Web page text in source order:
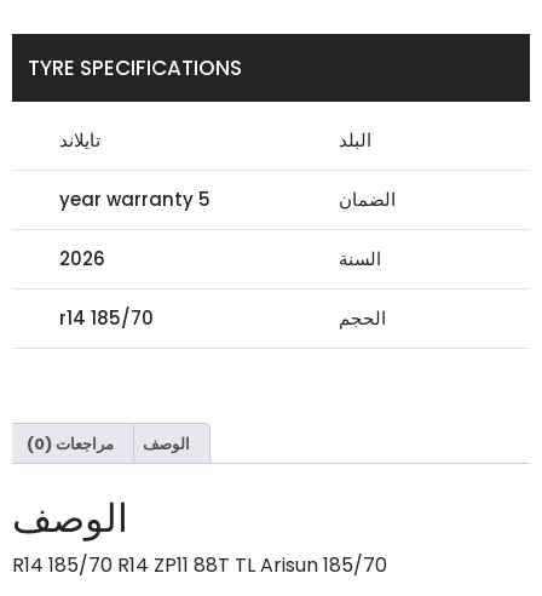
TYRE SPECIFICATIONS
البلد تايلاند
الضمان 5 year warranty
السنة 2026
الحجم 185/70 r14
الوصف مراجعات (0)
الوصف
185/70 R14 185/70 R14 ZP11 88T TL Arisun